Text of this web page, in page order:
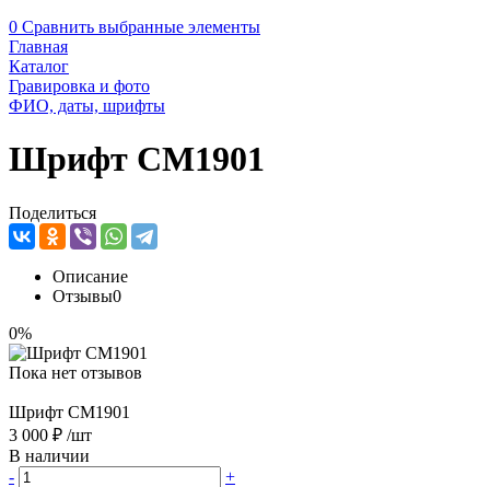
0 Сравнить выбранные элементы
Главная
Каталог
Гравировка и фото
ФИО, даты, шрифты
Шрифт CM1901
Поделиться
Описание
Отзывы0
0%
Пока нет отзывов
Шрифт CM1901
3 000 ₽ /шт
В наличии
-
+